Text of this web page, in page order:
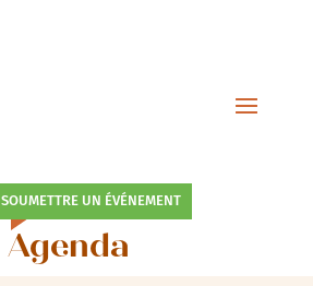
SOUMETTRE UN ÉVÉNEMENT
Agenda